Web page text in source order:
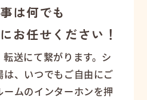
は何でも
お任せください！
送にて繋がります。シ
は、いつでもご自由にご
ムのインターホンを押